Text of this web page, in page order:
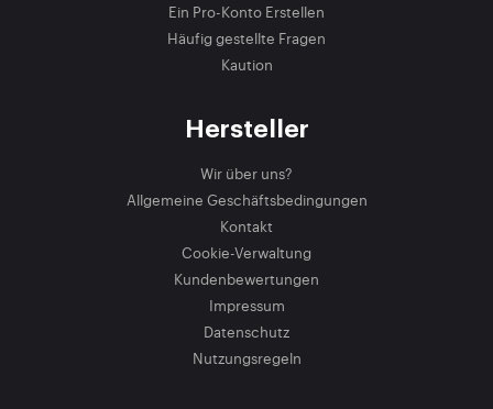
Ein Pro-Konto Erstellen
Häufig gestellte Fragen
Kaution
Hersteller
Wir über uns?
Allgemeine Geschäftsbedingungen
Kontakt
Cookie-Verwaltung
Kundenbewertungen
Impressum
Datenschutz
Nutzungsregeln